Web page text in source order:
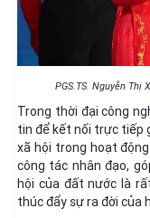
PGS.TS. Nguyễn Thị
Trong thời đại công
tin để kết nối trực tiếp
xã hội trong hoạt
công tác nhân đạo,
hội của đất nước là
thúc đẩy sự ra đời của